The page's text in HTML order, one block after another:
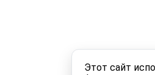
Этот сайт